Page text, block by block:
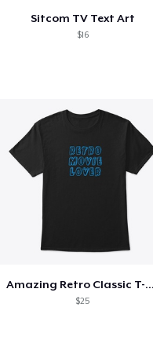
Sitcom TV Text Art
$16
Amazing Retro Classic T-Shirt
$25